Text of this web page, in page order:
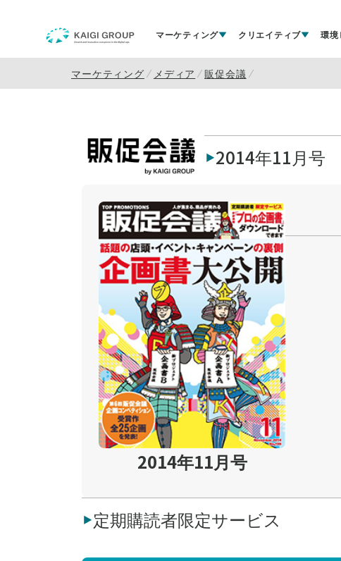
マーケティング クリエイティブ 環境
マーケティング メディア 販促会議
2014年11月号
2014年11月号
定期購読者限定サービス